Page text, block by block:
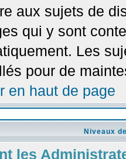
aux sujets de
qui y sont
Les
pour de
en haut de page
Niveaux
les